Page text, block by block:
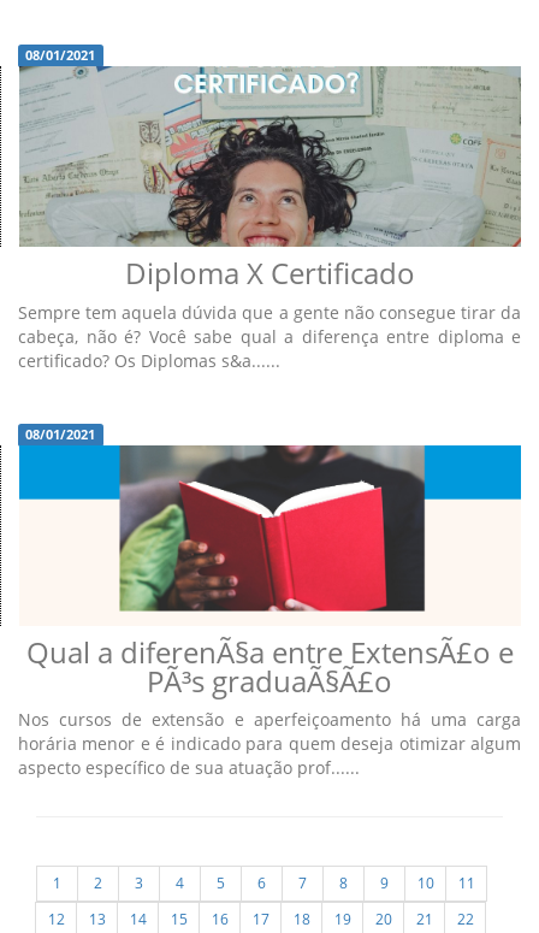
08/01/2021
Diploma X Certificado
Sempre tem aquela dúvida que a gente não consegue tirar da
cabeça, não é? Você sabe qual a diferença entre diploma e
certificado? Os Diplomas s&a......
08/01/2021
Qual a diferenÃ§a entre ExtensÃ£o e
PÃ³s graduaÃ§Ã£o
Nos cursos de extensão e aperfeiçoamento há uma carga
horária menor e é indicado para quem deseja otimizar algum
aspecto específico de sua atuação prof......
1 2 3 4 5 6 7 8 9 10
11
12
13 14 15 16 17 18 19 20 21
22